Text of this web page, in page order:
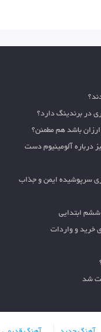
در برندینگ دارد؟
باشد هم مطمئن؟
درباره آلومینیوم دست
سرپوشیده ایمن و جذاب
ابتدایی
خرید و واردات
شد